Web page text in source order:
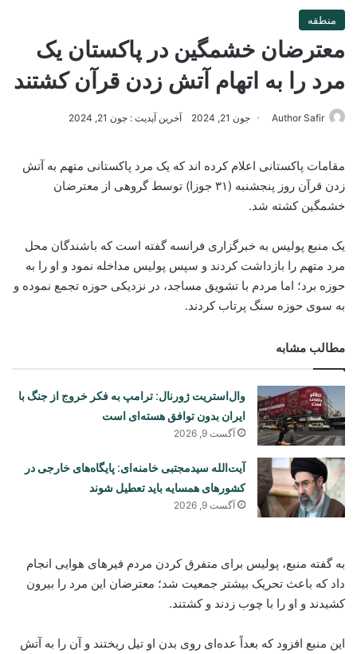
منطقه
معترضان خشمگین در پاکستان یک
مرد را به اتهام آتش زدن قرآن کشتند
Author Safir جون 21, 2024 آخرین آپدیت : جون 21, 2024
مقامات پاکستانی اعلام کرده اند که یک مرد پاکستانی متهم به آتش
زدن قرآن روز پنجشنبه (۳۱ جوزا) توسط گروهی از معترضان
خشمگین کشته شد.
یک منبع پولیس به خبرگزاری فرانسه گفته است که باشندگان محل
مرد متهم را بازداشت کردند و سپس پولیس مداخله نمود و او را به
حوزه برد؛ اما مردم با تشویق مساجد، در نزدیکی حوزه تجمع نموده و
به سوی حوزه سنگ پرتاب کردند.
مطالب مشابه
وال‌استریت ژورنال: ترامپ به فکر خروج از جنگ با
ایران بدون توافق هسته‌ای است
آگست 9, 2026
آیت‌الله سیدمجتبی خامنه‌ای: پایگاه‌های خارجی در
کشورهای همسایه باید تعطیل شوند
آگست 9, 2026
به گفته منبع، پولیس برای متفرق کردن مردم فیرهای هوایی انجام
داد که باعث تحریک بیشتر جمعیت شد؛ معترضان این مرد را بیرون
کشیدند و او را با چوب زدند و کشتند.
این منبع افزود که بعداً عده‌ای روی بدن او تیل ریختند و آن را به آتش